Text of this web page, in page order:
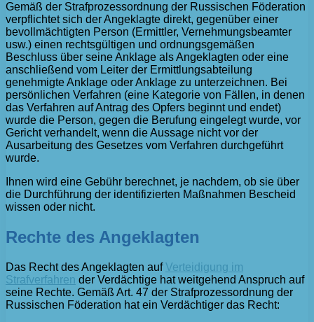
Gemäß der Strafprozessordnung der Russischen Föderation
verpflichtet sich der Angeklagte direkt, gegenüber einer
bevollmächtigten Person (Ermittler, Vernehmungsbeamter
usw.) einen rechtsgültigen und ordnungsgemäßen
Beschluss über seine Anklage als Angeklagten oder eine
anschließend vom Leiter der Ermittlungsabteilung
genehmigte Anklage oder Anklage zu unterzeichnen. Bei
persönlichen Verfahren (eine Kategorie von Fällen, in denen
das Verfahren auf Antrag des Opfers beginnt und endet)
wurde die Person, gegen die Berufung eingelegt wurde, vor
Gericht verhandelt, wenn die Aussage nicht vor der
Ausarbeitung des Gesetzes vom Verfahren durchgeführt
wurde.
Ihnen wird eine Gebühr berechnet, je nachdem, ob sie über
die Durchführung der identifizierten Maßnahmen Bescheid
wissen oder nicht.
Rechte des Angeklagten
Das Recht des Angeklagten aufVerteidigung im
Strafverfahren der Verdächtige hat weitgehend Anspruch auf
seine Rechte. Gemäß Art. 47 der Strafprozessordnung der
Russischen Föderation hat ein Verdächtiger das Recht: